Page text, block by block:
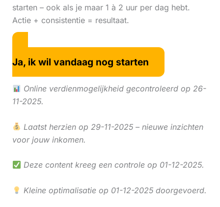
starten – ook als je maar 1 à 2 uur per dag hebt.
Actie + consistentie = resultaat.
Ja, ik wil vandaag nog starten
Online verdienmogelijkheid gecontroleerd op 26-
11-2025.
Laatst herzien op 29-11-2025 – nieuwe inzichten
voor jouw inkomen.
Deze content kreeg een controle op 01-12-2025.
Kleine optimalisatie op 01-12-2025 doorgevoerd.